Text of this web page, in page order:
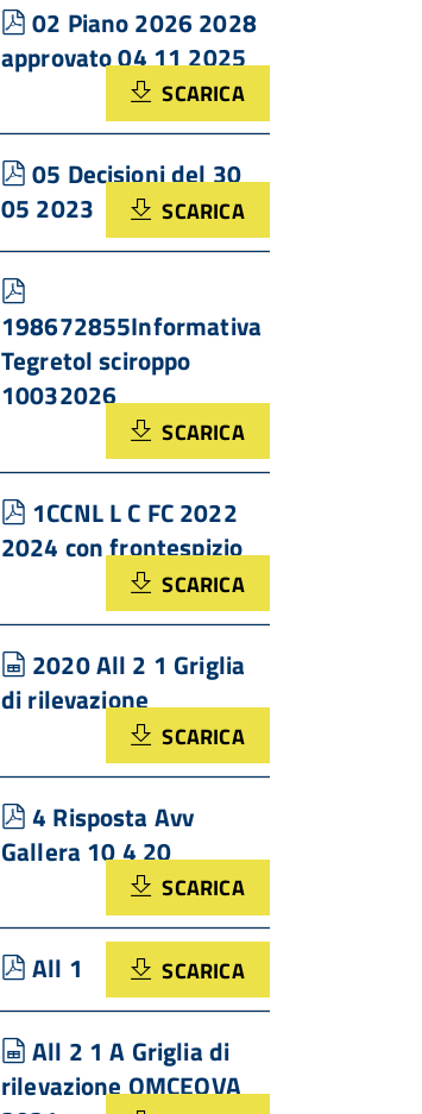
pdf
02 Piano 2026 2028
approvato 04 11 2025
SCARICA
pdf
05 Decisioni del 30
05 2023
SCARICA
198672855Informativa
Tegretol sciroppo
10032026
SCARICA
pdf
1CCNL L C FC 2022
2024 con frontespizio
SCARICA
spreadsheet
2020 All 2 1 Griglia
di rilevazione
SCARICA
pdf
4 Risposta Avv
Gallera 10 4 20
SCARICA
pdf
All 1 SCARICA
spreadsheet
All 2 1 A Griglia di
rilevazione OMCEOVA